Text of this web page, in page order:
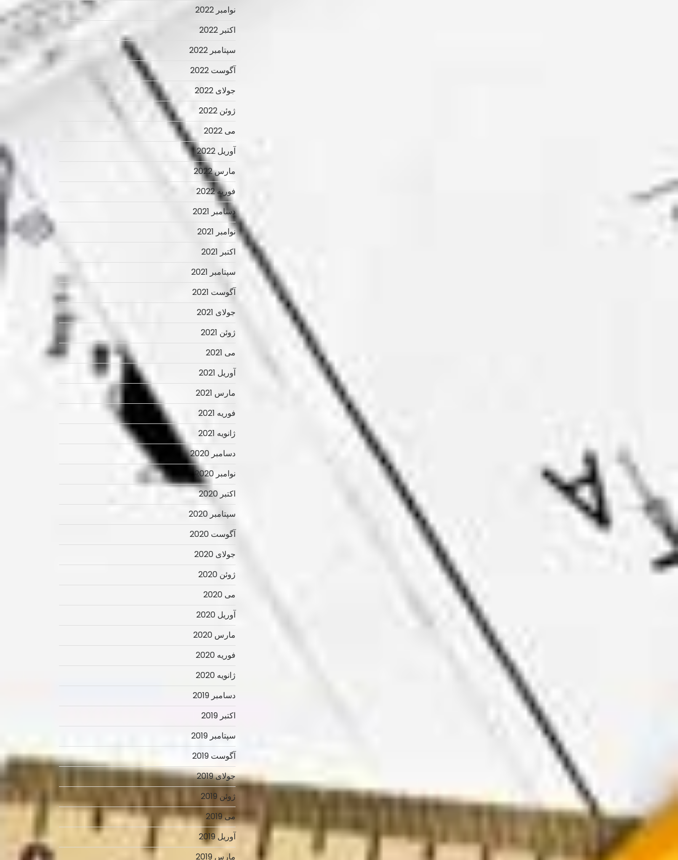
نوامبر 2022
اکتبر 2022
سپتامبر 2022
آگوست 2022
جولای 2022
ژوئن 2022
می 2022
آوریل 2022
مارس 2022
فوریه 2022
دسامبر 2021
نوامبر 2021
اکتبر 2021
سپتامبر 2021
آگوست 2021
جولای 2021
ژوئن 2021
می 2021
آوریل 2021
مارس 2021
فوریه 2021
ژانویه 2021
دسامبر 2020
نوامبر 2020
اکتبر 2020
سپتامبر 2020
آگوست 2020
جولای 2020
ژوئن 2020
می 2020
آوریل 2020
مارس 2020
فوریه 2020
ژانویه 2020
دسامبر 2019
اکتبر 2019
سپتامبر 2019
آگوست 2019
جولای 2019
ژوئن 2019
می 2019
آوریل 2019
مارس 2019